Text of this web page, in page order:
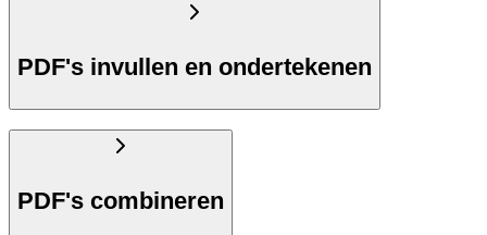
PDF's invullen en ondertekenen
PDF's combineren